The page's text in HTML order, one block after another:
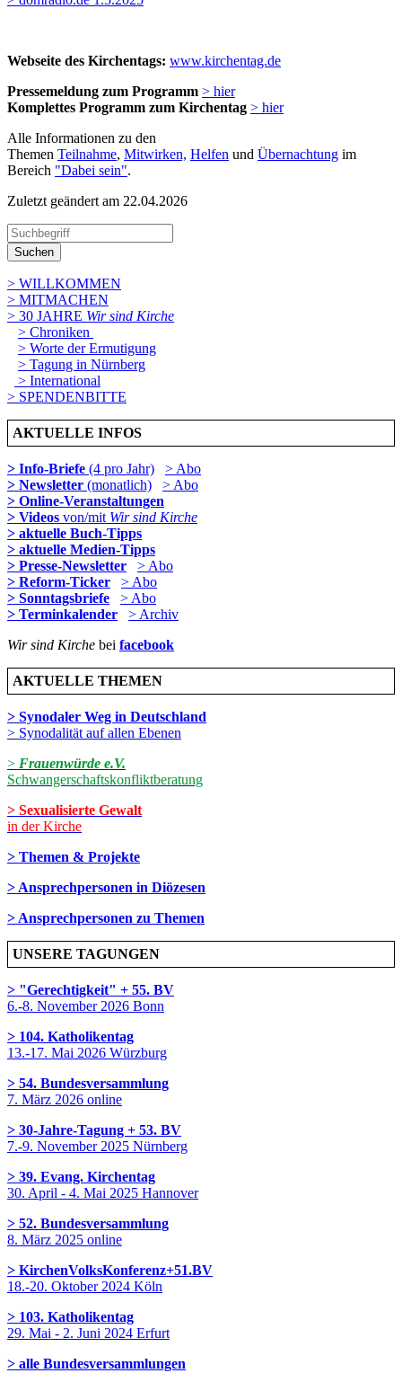
Webseite des Kirchentags: www.kirchentag.de
Pressemeldung zum Programm > hier
Komplettes Programm zum Kirchentag > hier
Alle Informationen zu den
Themen Teilnahme, Mitwirken, Helfen und Übernachtung im
Bereich "Dabei sein".
Zuletzt geändert am 22­.04.2026
Suchen
> WILLKOMMEN
> MITMACHEN
> 30 JAHRE Wir sind Kirche
> Chroniken
> Worte der Ermutigung
> Tagung in Nürnberg
> International
> SPENDENBITTE
AKTUELLE INFOS
> Info-Briefe (4 pro Jahr)
> Abo
> Newsletter (monatlich)
> Abo
> Online-Veranstaltungen
> Videos von/mit Wir sind Kirche
> aktuelle Buch-Tipps
> aktuelle Medien-Tipps
> Presse-Newsletter
> Abo
> Reform-Ticker
> Abo
> Sonntagsbriefe
> Abo
> Terminkalender
> Archiv
Wir sind Kirche bei facebook
AKTUELLE THEMEN
> Synodaler Weg in Deutschland
> Synodalität auf allen Ebenen
> Frauenwürde e.V.
Schwangerschaftskonfliktberatung
> Sexualisierte Gewalt
in der Kirche
> Themen & Projekte
> Ansprechpersonen in Diözesen
> Ansprechpersonen zu Themen
UNSERE TAGUNGEN
> "Gerechtigkeit" + 55. BV
6.-8. November 2026 Bonn
> 104. Katholikentag
13.-17. Mai 2026 Würzburg
> 54. Bundesversammlung
7. März 2026 online
> 30-Jahre-Tagung + 53. BV
7.-9. November 2025 Nürnberg
> 39. Evang. Kirchentag
30. April - 4. Mai 2025 Hannover
> 52. Bundesversammlung
8. März 2025 online
> KirchenVolksKonferenz+51.BV
18.-20. Oktober 2024 Köln
> 103. Katholikentag
29. Mai - 2. Juni 2024 Erfurt
> alle Bundesversammlungen